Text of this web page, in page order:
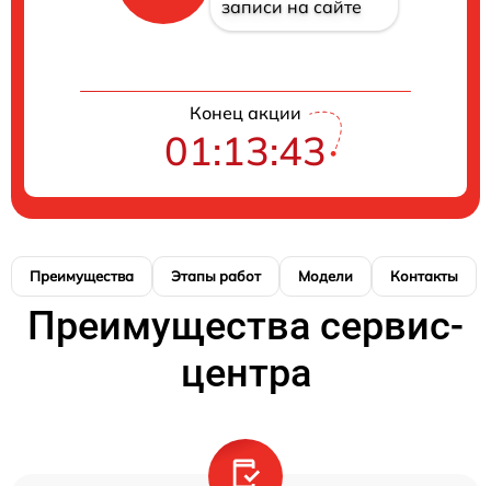
записи на сайте
Конец акции
01:13:42
Преимущества Этапы работ Модели Контакты
Преимущества сервис-
центра